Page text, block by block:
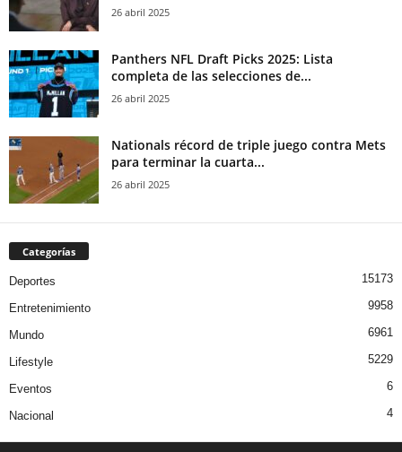
26 abril 2025
Panthers NFL Draft Picks 2025: Lista
completa de las selecciones de...
26 abril 2025
Nationals récord de triple juego contra Mets
para terminar la cuarta...
26 abril 2025
Categorías
Deportes 15173
Entretenimiento 9958
Mundo 6961
Lifestyle 5229
Eventos 6
Nacional 4